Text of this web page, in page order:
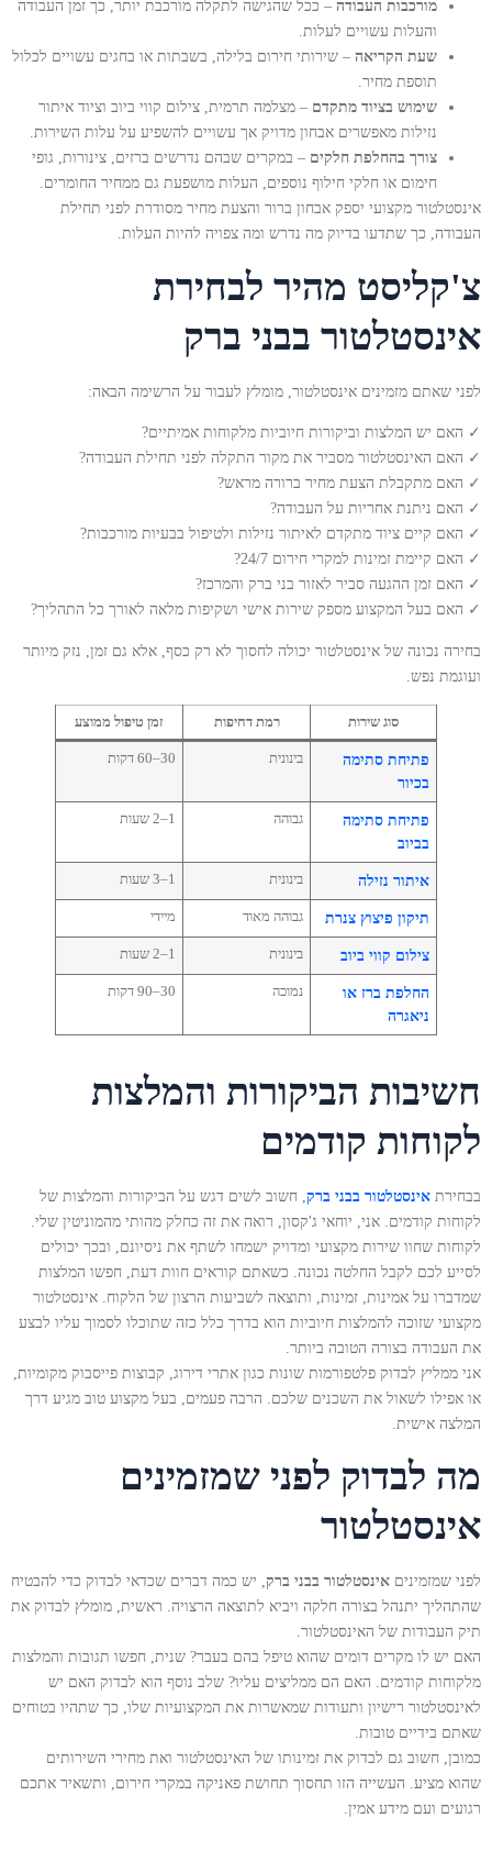
מורכבות העבודה – ככל שהגישה לתקלה מורכבת יותר, כך זמן העבודה
והעלות עשויים לעלות.
שעת הקריאה – שירותי חירום בלילה, בשבתות או בחגים עשויים לכלול
תוספת מחיר.
שימוש בציוד מתקדם – מצלמה תרמית, צילום קווי ביוב וציוד איתור
נזילות מאפשרים אבחון מדויק אך עשויים להשפיע על עלות השירות.
צורך בהחלפת חלקים – במקרים שבהם נדרשים ברזים, צינורות, גופי
חימום או חלקי חילוף נוספים, העלות מושפעת גם ממחיר החומרים.
אינסטלטור מקצועי יספק אבחון ברור והצעת מחיר מסודרת לפני תחילת
העבודה, כך שתדעו בדיוק מה נדרש ומה צפויה להיות העלות.
צ'קליסט מהיר לבחירת
אינסטלטור בבני ברק
לפני שאתם מזמינים אינסטלטור, מומלץ לעבור על הרשימה הבאה:
✓ האם יש המלצות וביקורות חיוביות מלקוחות אמיתיים?
✓ האם האינסטלטור מסביר את מקור התקלה לפני תחילת העבודה?
✓ האם מתקבלת הצעת מחיר ברורה מראש?
✓ האם ניתנת אחריות על העבודה?
✓ האם קיים ציוד מתקדם לאיתור נזילות ולטיפול בבעיות מורכבות?
✓ האם קיימת זמינות למקרי חירום 24/7?
✓ האם זמן ההגעה סביר לאזור בני ברק והמרכז?
✓ האם בעל המקצוע מספק שירות אישי ושקיפות מלאה לאורך כל התהליך?
בחירה נכונה של אינסטלטור יכולה לחסוך לא רק כסף, אלא גם זמן, נזק מיותר
ועוגמת נפש.
סוג שירות רמת דחיפות זמן טיפול ממוצע
פתיחת סתימה
בכיור
בינונית 30–60 דקות
פתיחת סתימה
בביוב
גבוהה 1–2 שעות
איתור נזילה בינונית 1–3 שעות
תיקון פיצוץ צנרת גבוהה מאוד מיידי
צילום קווי ביוב בינונית 1–2 שעות
החלפת ברז או
ניאגרה
נמוכה 30–90 דקות
חשיבות הביקורות והמלצות
לקוחות קודמים
בבחירת אינסטלטור בבני ברק, חשוב לשים דגש על הביקורות והמלצות של
לקוחות קודמים. אני, יוחאי ג'קסון, רואה את זה כחלק מהותי מהמוניטין שלי.
לקוחות שחוו שירות מקצועי ומדויק ישמחו לשתף את ניסיונם, ובכך יכולים
לסייע לכם לקבל החלטה נכונה. כשאתם קוראים חוות דעת, חפשו המלצות
שמדברו על אמינות, זמינות, ותוצאה לשביעות הרצון של הלקוח. אינסטלטור
מקצועי שזוכה להמלצות חיוביות הוא בדרך כלל כזה שתוכלו לסמוך עליו לבצע
את העבודה בצורה הטובה ביותר.
אני ממליץ לבדוק פלטפורמות שונות כגון אתרי דירוג, קבוצות פייסבוק מקומיות,
או אפילו לשאול את השכנים שלכם. הרבה פעמים, בעל מקצוע טוב מגיע דרך
המלצה אישית.
מה לבדוק לפני שמזמינים
אינסטלטור
לפני שמזמינים אינסטלטור בבני ברק, יש כמה דברים שכדאי לבדוק כדי להבטיח
שהתהליך יתנהל בצורה חלקה ויביא לתוצאה הרצויה. ראשית, מומלץ לבדוק את
תיק העבודות של האינסטלטור.
האם יש לו מקרים דומים שהוא טיפל בהם בעבר? שנית, חפשו תגובות והמלצות
מלקוחות קודמים. האם הם ממליצים עליו? שלב נוסף הוא לבדוק האם יש
לאינסטלטור רישיון ותעודות שמאשרות את המקצועיות שלו, כך שתהיו בטוחים
שאתם בידיים טובות.
כמובן, חשוב גם לבדוק את זמינותו של האינסטלטור ואת מחירי השירותים
שהוא מציע. העשייה הזו תחסוך תחושת פאניקה במקרי חירום, ותשאיר אתכם
רגועים ועם מידע אמין.